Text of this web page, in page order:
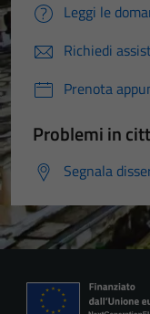
Leggi le
Richiedi
Prenota
Problemi in
Segnala